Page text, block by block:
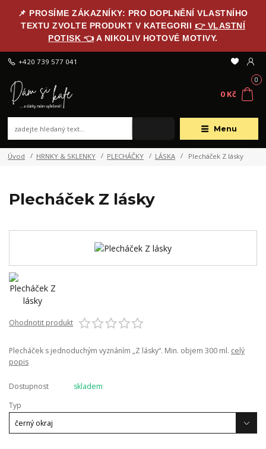
📌 PROSÍME ZÁKAZNÍKY: PRO DOPLNĚNÍ VLASTNÍHO
TEXTU ZVOLTE PRODUKT V KATEGORII 👉 VLASTNÍ
POTISK 👈 A NIKOLIV HOTOVÉ MOTIVY.
Menu
+420 739 577 041
0
0 Kč
Úvod HRNKY & SKLENKY PLECHÁČKY LÁSKA Plecháček Z lásky
Plecháček Z lásky
Ohodnotit produkt
Plecháček s jednoduchým vyznáním „Z lásky“. Min. objem 300 ml. celý
popis
Dostupnost
skladem
Typ